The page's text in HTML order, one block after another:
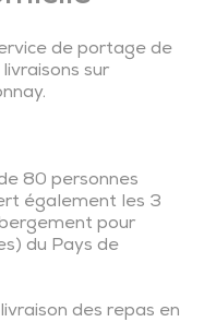
de portage de
sur
80 personnes
également les 3
pour
du Pays de
des repas en